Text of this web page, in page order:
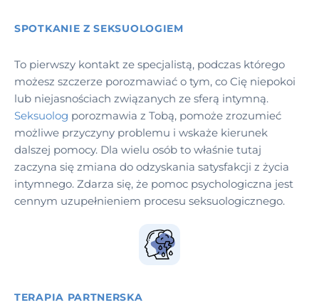
SPOTKANIE Z SEKSUOLOGIEM
To pierwszy kontakt ze specjalistą, podczas którego
możesz szczerze porozmawiać o tym, co Cię niepokoi
lub niejasnościach związanych ze sferą intymną.
Seksuolog porozmawia z Tobą, pomoże zrozumieć
możliwe przyczyny problemu i wskaże kierunek
dalszej pomocy. Dla wielu osób to właśnie tutaj
zaczyna się zmiana do odzyskania satysfakcji z życia
intymnego. Zdarza się, że pomoc psychologiczna jest
cennym uzupełnieniem procesu seksuologicznego.
TERAPIA PARTNERSKA